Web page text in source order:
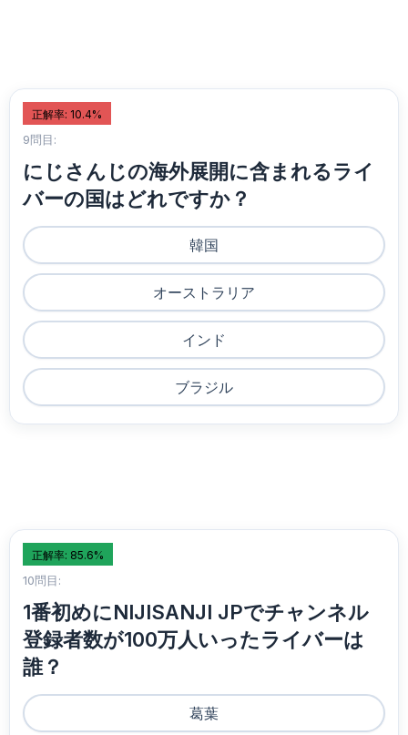
正解率: 10.4%
9問目:
にじさんじの海外展開に含まれるライ
バーの国はどれですか？
韓国
オーストラリア
インド
ブラジル
正解率: 85.6%
10問目:
1番初めにNIJISANJI JPでチャンネル
登録者数が100万人いったライバーは
誰？
葛葉